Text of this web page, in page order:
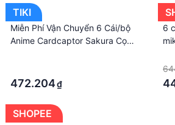
TIKI
Miễn Phí Vận Chuyển 6 Cái/bộ
Anime Cardcaptor Sakura Cọ
Dụng Cụ
472.204₫
6
SHOPEE